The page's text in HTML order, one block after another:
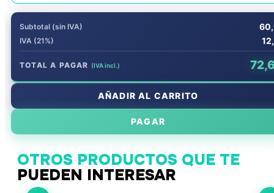
Subtotal (sin IVA)
IVA (21%)
TOTAL A PAGAR (IVA incl.)
AÑADIR AL CARRITO
PAGAR
OTROS PRODUCTOS QUE TE
PUEDEN INTERESAR
Abanicos Personalizados